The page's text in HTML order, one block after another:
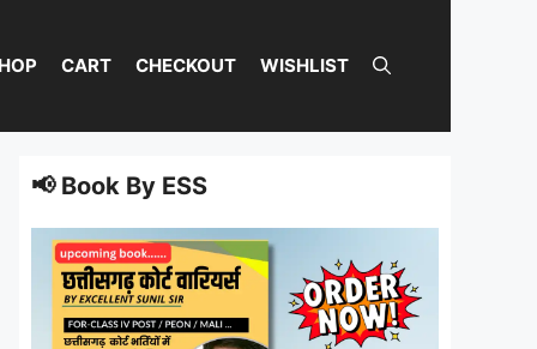
CART CHECKOUT WISHLIST
📢 Book By ESS